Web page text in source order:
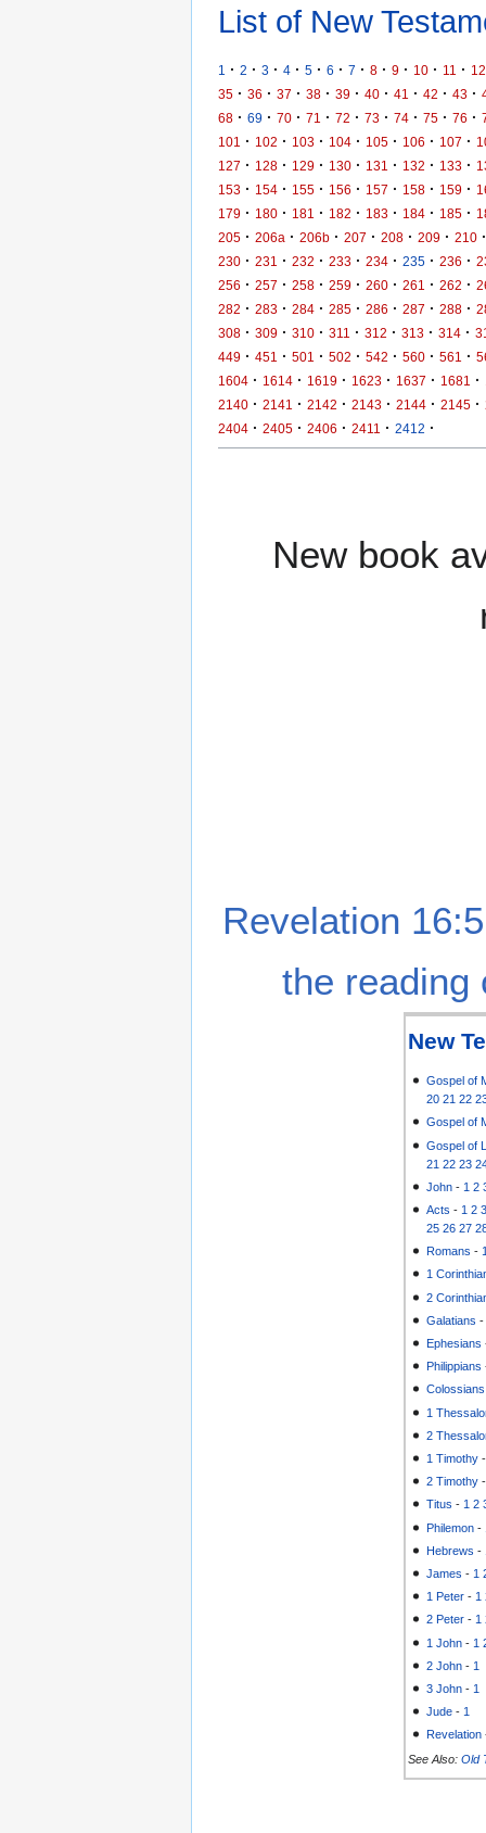
List of New
1 · 2 · 3 · 4 · 5 · 6 · 7 · 8 · 9 · 10 · 11 · 12
35 · 36 · 37 · 38 · 39 · 40 · 41 · 42 · 43 ·
68 · 69 · 70 · 71 · 72 · 73 · 74 · 75 · 76 ·
101
· 102 · 103 · 104 · 105 · 106 · 107 ·
127 · 128 · 129 · 130 · 131 · 132 · 133 ·
153 · 154 · 155 · 156 · 157 · 158 · 159 ·
179 · 180 · 181 · 182 · 183 · 184 · 185 ·
205 · 206a · 206b · 207 · 208 · 209 · 210 ·
230 · 231 · 232 · 233 · 234 · 235 · 236 ·
256 · 257 · 258 · 259 · 260 · 261 · 262 ·
282 · 283 · 284 · 285 · 286 · 287 · 288 ·
308 · 309 · 310 · 311 · 312 · 313 · 314 ·
449 · 451 · 501 · 502 · 542 · 560 · 561 ·
1604 · 1614 · 1619 · 1623 · 1637 · 1681 ·
2140 · 2141 · 2142 · 2143 · 2144 · 2145 ·
2404 · 2405 · 2406 · 2411 · 2412 ·
New book
Revelation
the reading
New
Gospel of
20 21 22
Gospel of
Gospel of
21 22 23
John - 1 2
Acts - 1 2
25 26 27
Romans -
1
2
Galatians
Ephesians
Philippians
Colossians
1
2
1 Timothy
2 Timothy
Titus - 1 2
Philemon -
Hebrews -
James - 1
1 Peter - 1
2 Peter - 1
1 John - 1
2 John - 1
3 John - 1
Jude - 1
Revelation
See Also: Old